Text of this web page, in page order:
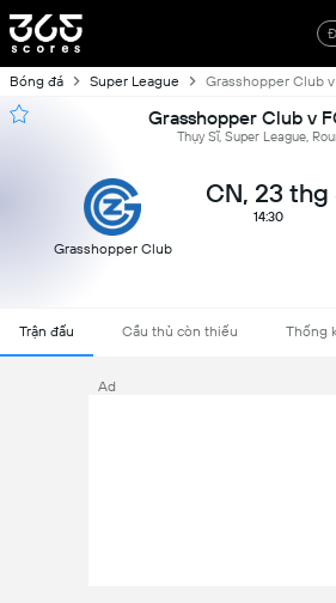
Bóng đá Super League Grasshopper Club
Grasshopper Club v
Thụy Sĩ, Super League,
Grasshopper Club
CN, 23 thg
14:30
Trận đấu Cầu thủ còn thiếu Thống
Ad